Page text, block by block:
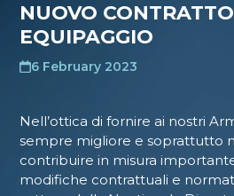
NUOVO
EQUIPAGGIO
6 February 2023
Nell’ottica di fornire ai nostri
sempre migliore e soprattutto
contribuire in misura
modifiche contrattuali e